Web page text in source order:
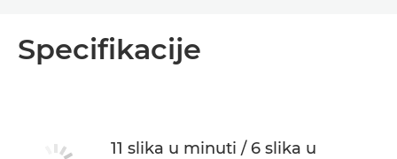
Specifikacije
11 slika u minuti / 6 slika u